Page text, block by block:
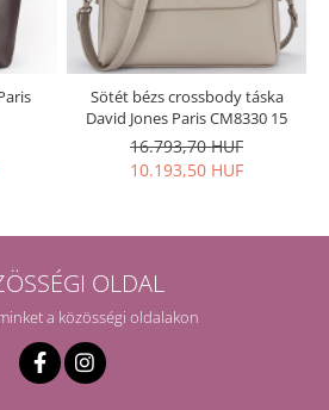
Sötét bézs crossbody táska
David Jones Paris CM8330 15
16.793,70 HUF
10.193,50 HUF
OLDAL
a közösségi oldalakon